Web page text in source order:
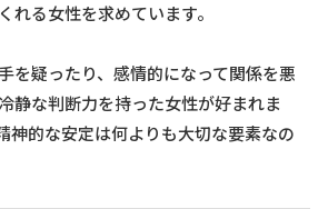
れる女性を求めています。
を疑ったり、感情的になって関係を悪
静な判断力を持った女性が好まれま
神的な安定は何よりも大切な要素なの